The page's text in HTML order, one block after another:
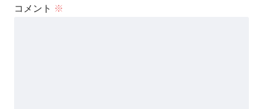
コメント ※